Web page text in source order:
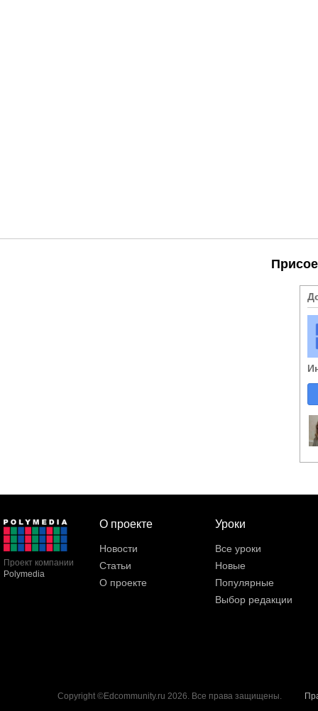
Проект компании
Polymedia
О проекте
Новости
Статьи
О проекте
Уроки
Все уроки
Новые
Популярные
Выбор редакции
Copyright ©Edcommunity.ru 2026. Все права защищены.